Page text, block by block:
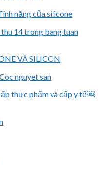
năng của silicone
VÀ SILICON
thực phẩm và cấp y tế￼